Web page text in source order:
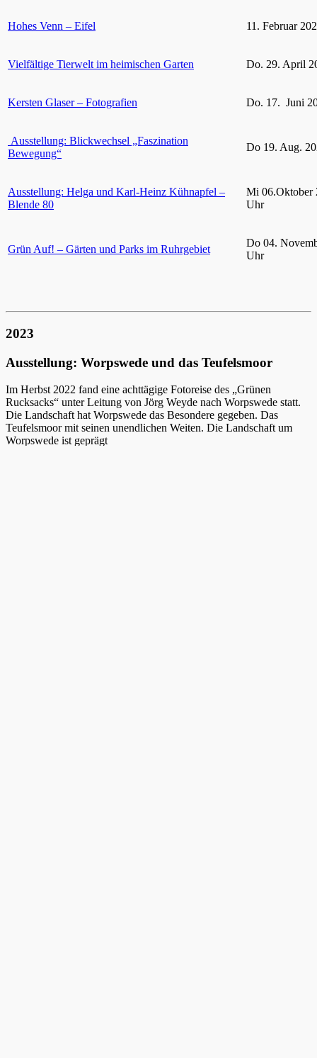
Hohes Venn – Eifel 11. Februar
Vielfältige Tierwelt im heimischen Garten Do. 29. April
Kersten Glaser – Fotografien Do. 17. Juni
Ausstellung: Blickwechsel „Faszination
Bewegung“
Do 19. Aug.
Ausstellung: Helga und Karl-Heinz Kühnapfel –
Blende 80
Mi 06.Oktober
Uhr
Grün Auf! – Gärten und Parks im Ruhrgebiet
Do 04.
Uhr
2023
Ausstellung: Worpswede und das Teufelsmoor
Im Herbst 2022 fand eine achttägige Fotoreise des „Grünen
Rucksacks“ unter Leitung von Jörg Weyde nach Worpswede statt.
Die Landschaft hat Worpswede das Besondere gegeben. Das
Teufelsmoor mit seinen unendlichen Weiten. Die Landschaft um
Worpswede ist geprägt